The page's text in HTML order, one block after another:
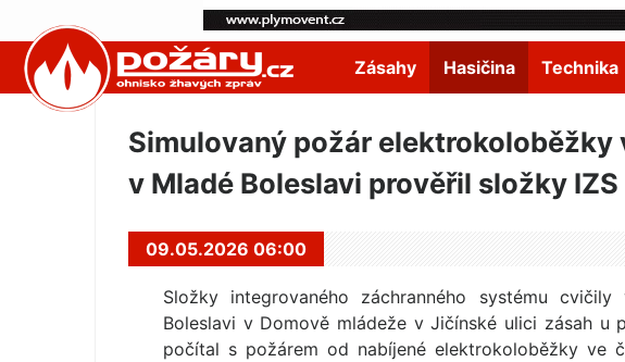
POŽÁRY.cz Zásahy Hasičina Technika
Simulovaný požár elektrokoloběžky
v Mladé Boleslavi prověřil složky IZS
09.05.2026 06:00
Složky integrovaného záchranného systému
Boleslavi v Domově mládeže v Jičínské ulici zásah u
počítal s požárem od nabíjené elektrokoloběžky ve